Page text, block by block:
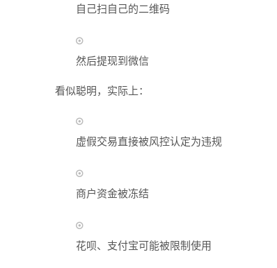
自己扫自己的二维码
然后提现到微信
看似聪明，实际上：
虚假交易直接被风控认定为违规
商户资金被冻结
花呗、支付宝可能被限制使用